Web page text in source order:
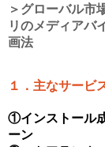
＞グローバル市
リのメディアバ
画法
１．主なサービ
①インストール
ーン